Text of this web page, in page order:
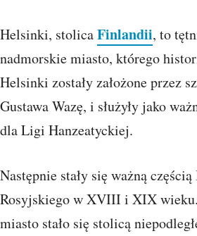
Helsinki, stolicaFinlandii, to
nadmorskie miasto, którego
Helsinki zostały założone przez
Gustawa Wazę, i służyły jako
dla Ligi Hanzeatyckiej.
Następnie stały się ważną
Rosyjskiego w XVIII i XIX
miasto stało się stolicą